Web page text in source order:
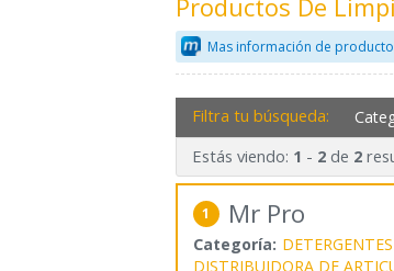
Productos De
Mas información de
Filtra tu búsqueda:
Estás viendo: 1 - 2de 2
1 Mr Pro
Categoría:
DISTRIBUIDORA DE